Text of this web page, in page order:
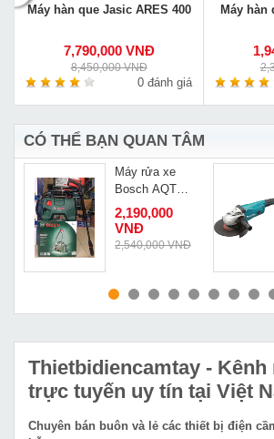
Máy hàn que Jasic ARES 400
7,790,000 VNĐ
8,450,000 VNĐ
0 đánh giá
Máy hàn
CÓ THỂ BẠN QUAN TÂM
MUA NGAY
Máy rửa xe
Bosch AQT
33-11
2,190,000
VNĐ
2,540,000 VNĐ
Thietbidiencamtay - Kênh
trực tuyến uy tín tại Việt
Chuyên bán buôn và lẻ các thiết bị điện